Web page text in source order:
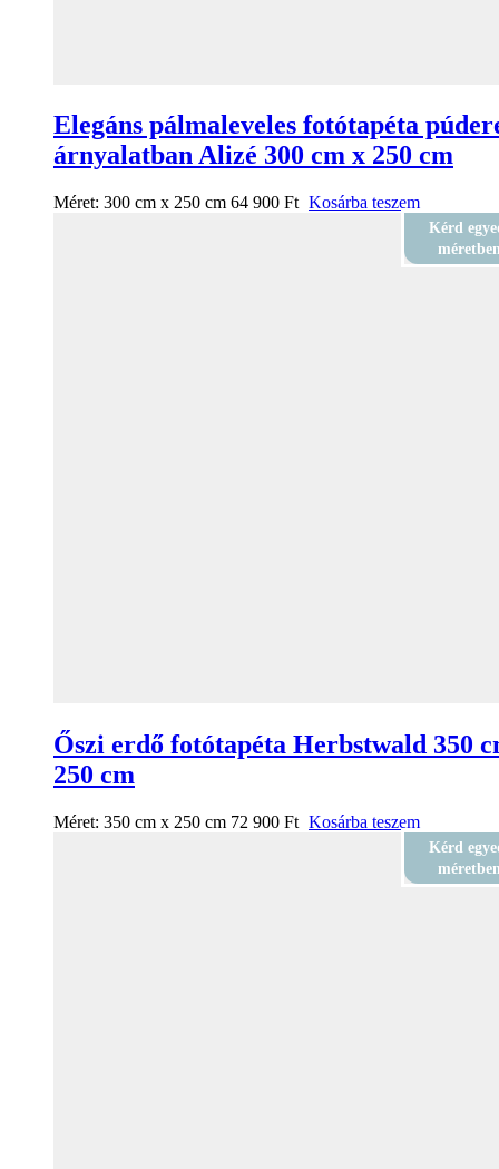
Elegáns pálmaleveles fotótapéta
árnyalatban Alizé 300 cm x 250 cm
Méret: 300 cm x 250 cm 64 900 Ft Kosárba teszem
Kérd
Őszi erdő fotótapéta Herbstwald 350
250 cm
Méret: 350 cm x 250 cm 72 900 Ft Kosárba teszem
Kérd